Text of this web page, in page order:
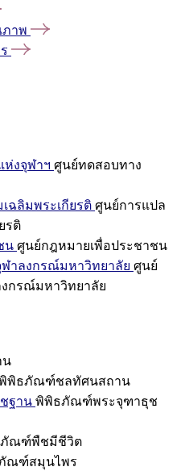
ภาพ
ห่งจุฬาฯ ศูนย์ทดสอบทาง
ฉลิมพระเกียรติ ศูนย์การแปล
รติ
น ศูนย์กฎหมายเพื่อประชาชน
าลงกรณ์มหาวิทยาลัย ศูนย์
กรณ์มหาวิทยาลัย
น
พิธภัณฑ์ชลทัศนสถาน
ฐาน พิพิธภัณฑ์พระจุฑาธุช
ณฑ์พืชมีชีวิต
ณฑ์สมุนไพร